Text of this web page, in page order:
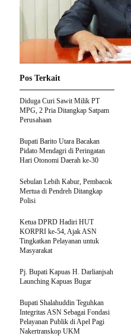
Pos Terkait
Diduga Curi Sawit Milik PT
MPG, 2 Pria Ditangkap Satpam
Perusahaan
Bupati Barito Utara Bacakan
Pidato Mendagri di Peringatan
Hari Otonomi Daerah ke-30
Sebulan Lebih Kabur, Pembacok
Mertua di Pendreh Ditangkap
Polisi
Ketua DPRD Hadiri HUT
KORPRI ke-54, Ajak ASN
Tingkatkan Pelayanan untuk
Masyarakat
Pj. Bupati Kapuas H. Darlianjsah
Launching Kapuas Bugar
Bupati Shalahuddin Teguhkan
Integritas ASN Sebagai Fondasi
Pelayanan Publik di Apel Pagi
Nakertranskop UKM